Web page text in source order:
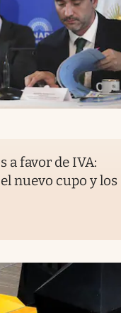
a favor de IVA:
nuevo cupo y los